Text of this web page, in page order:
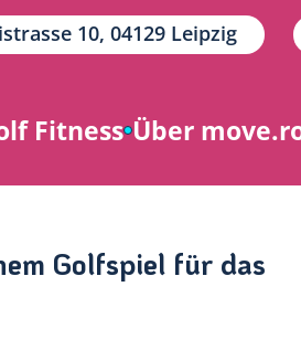
10, 04129 Leipzig
Fitness Über
Golfspiel für das